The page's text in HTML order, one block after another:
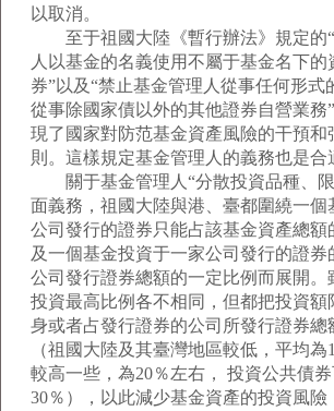
以取消。
至于祖國大陸《暫行辦法》規定的“
人以基金的名義使用不屬于基金名下的
券”以及“禁止基金管理人從事任何形式
從事除國家債以外的其他證券自營業務
現了國家對防范基金資產風險的干預和
則。這樣規定基金管理人的義務也是合
關于基金管理人“分散投資品種、限
面義務，祖國大陸與港、臺都圍繞一個
公司發行的證券只能占該基金資產總額
及一個基金投資于一家公司發行的證券
公司發行證券總額的一定比例而展開。
投資最高比例各不相同，但都把投資額
身或者占發行證券的公司所發行證券總
（祖國大陸及其臺灣地區較低，平均為
較高一些，為20％左右， 投資公共債
30％），以此減少基金資產的投資風險